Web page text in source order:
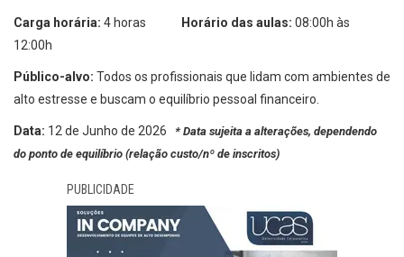
Carga horária: 4 horas Horário das aulas: 08:00h às
12:00h
Público-alvo: Todos os profissionais que lidam com ambientes de
alto estresse e buscam o equilíbrio pessoal financeiro.
Data: 12 de Junho de 2026 * Data sujeita a alterações, dependendo
do ponto de equilíbrio (relação custo/nº de inscritos)
PUBLICIDADE